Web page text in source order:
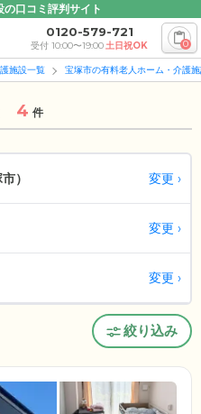
口コミ評判サイト
0120-579-721
受付 10:00〜19:00土日祝OK 0
施設一覧 宝塚市の有料老人ホーム・介護
4 件
） 変更
変更
変更
絞り込み